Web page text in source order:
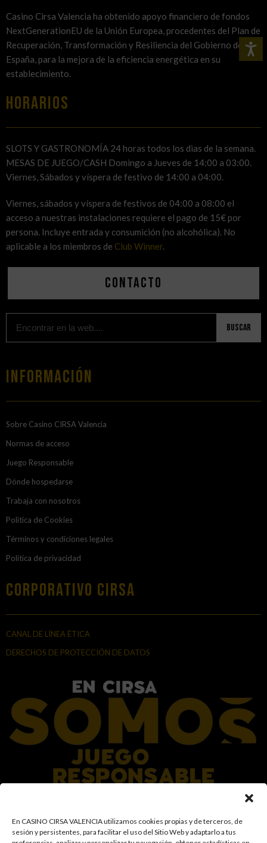
En CASINO CIRSA VALENCIA utilizamos cookies propias y de terceros, de
sesión y persistentes, para facilitar el uso del Sitio Web y adaptarlo a tus
Casino Cirsa Valencia ha obtenido apoyo financiero de fondos
NextGenerationEU de la Unión Europea, procedentes del Plan de
Recuperación, Transformación y Resiliencia del Gobierno de
España, para la mejora de la eficiencia energética en su
establecimiento.
HORARIOS
SLOTS Y GASTRONOMÍA 24 horas todos los dias de la semana.
MESAS DE JUEGO/CASH Domingo a Jueves de 14:00 a 03:00.
Viernes, Sábados y víspera de festivo de 14:00 a 04:00.
Viernes, sábados y víspera de festivos de 04:00 a 08:00 el
acceso a nuestras instalaciones requiere el pago de 15€ por
persona. Incluye entrada y consumición (no alcohólica). No
aplicable a los miembros de Club Winner.
Contacto
Buscar
Información
Sobre Casino CIRSA Valencia
Normas de acceso
Juego Responsable
Dónde hospedarse
Trabaja con nosotros
Política de Cookies
Términos y condiciones legales
Política de privacidad
Corporativo Cirsa
CANAL DE LÍNEA ÉTICA
DERECHOS DE PROTECCIÓN DE DATOS
En el Grupo CIRSA promovemos una actitud responsable hacia el juego,
garantizando un entorno seguro y transparente para nuestros clientes y
facilitamos medidas e información para que el juego sea siempre diversión y